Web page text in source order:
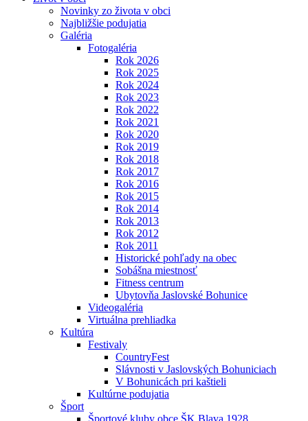
Novinky zo života v obci
Najbližšie podujatia
Galéria
Fotogaléria
Rok 2026
Rok 2025
Rok 2024
Rok 2023
Rok 2022
Rok 2021
Rok 2020
Rok 2019
Rok 2018
Rok 2017
Rok 2016
Rok 2015
Rok 2014
Rok 2013
Rok 2012
Rok 2011
Historické pohľady na obec
Sobášna miestnosť
Fitness centrum
Ubytovňa Jaslovské Bohunice
Videogaléria
Virtuálna prehliadka
Kultúra
Festivaly
CountryFest
Slávnosti v Jaslovských Bohuniciach
V Bohunicách pri kaštieli
Kultúrne podujatia
Šport
Športové kluby obce ŠK Blava 1928